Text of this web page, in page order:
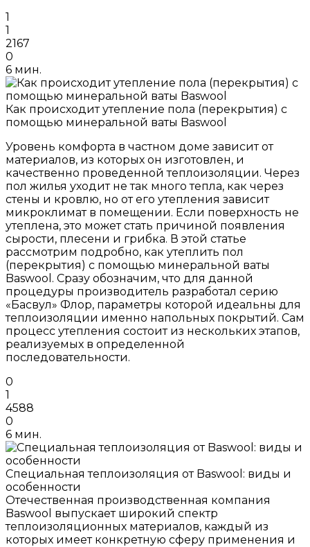
1
1
2167
0
6 мин.
Как происходит утепление пола (перекрытия) с
помощью минеральной ваты Baswool
Уровень комфорта в частном доме зависит от
материалов, из которых он изготовлен, и
качественно проведенной теплоизоляции. Через
пол жилья уходит не так много тепла, как через
стены и кровлю, но от его утепления зависит
микроклимат в помещении. Если поверхность не
утеплена, это может стать причиной появления
сырости, плесени и грибка. В этой статье
рассмотрим подробно, как утеплить пол
(перекрытия) с помощью минеральной ваты
Baswool. Сразу обозначим, что для данной
процедуры производитель разработал серию
«Басвул» Флор, параметры которой идеальны для
теплоизоляции именно напольных покрытий. Сам
процесс утепления состоит из нескольких этапов,
реализуемых в определенной
последовательности.
0
1
4588
0
6 мин.
Специальная теплоизоляция от Baswool: виды и
особенности
Отечественная производственная компания
Baswool выпускает широкий спектр
теплоизоляционных материалов, каждый из
которых имеет конкретную сферу применения и